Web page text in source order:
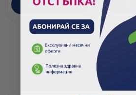
ПОРЪЧАЙ
Още от тази